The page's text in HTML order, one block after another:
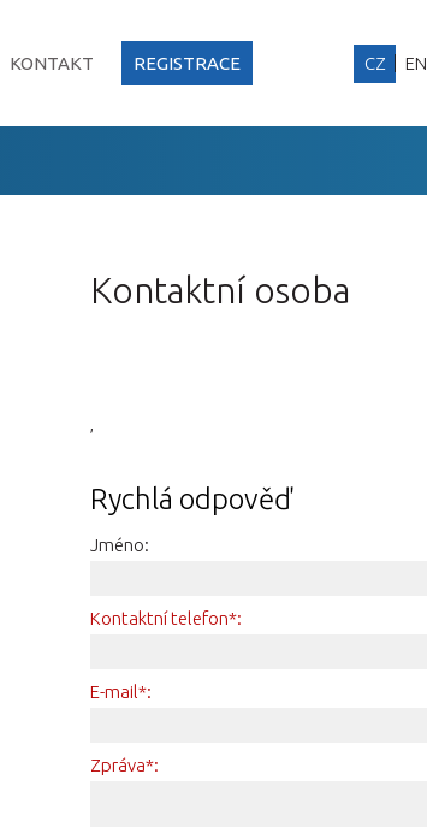
KONTAKT REGISTRACE CZ EN
Kontaktní osoba
Rychlá odpověď
Jméno:
Kontaktní telefon*:
E-mail*:
Zpráva*: